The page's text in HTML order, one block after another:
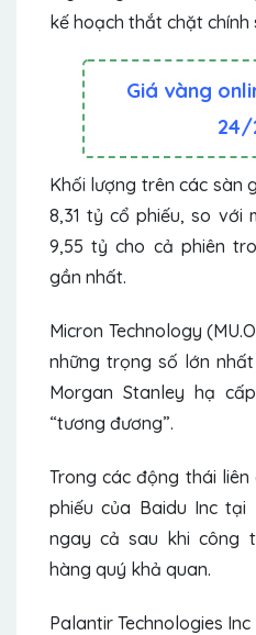
kế hoạch thắt chặt chính
Giá vàng
24/
Khối lượng trên các sàn
8,31 tỷ cổ phiếu, so với
9,55 tỷ cho cả phiên
gần nhất.
Micron Technology
những trọng số lớn
Morgan Stanley hạ
“tương đương”.
Trong các động thái
phiếu của Baidu Inc tại
ngay cả sau khi công
hàng quý khả quan.
Palantir Technologies Inc